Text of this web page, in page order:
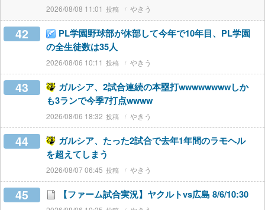
2026/08/08 11:01 やきう
42
PL学園野球部が休部して今年で10年目、PL学園
の全生徒数は35人
2026/08/06 10:11 やきう
43
ガルシア、2試合連続の本塁打wwwwwwwwしか
も3ランで今季7打点wwww
2026/08/06 18:32 やきう
44
ガルシア、たった2試合で去年1年間のラモヘル
を超えてしまう
2026/08/07 06:45 やきう
45 【ファーム試合実況】ヤクルトvs広島 8/6/10:30